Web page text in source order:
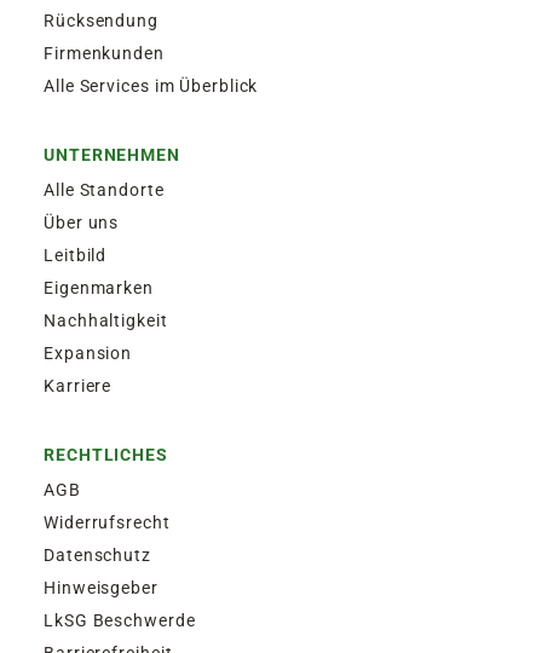
Rücksendung
Firmenkunden
Alle Services im Überblick
UNTERNEHMEN
Alle Standorte
Über uns
Leitbild
Eigenmarken
Nachhaltigkeit
Expansion
Karriere
RECHTLICHES
AGB
Widerrufsrecht
Datenschutz
Hinweisgeber
LkSG Beschwerde